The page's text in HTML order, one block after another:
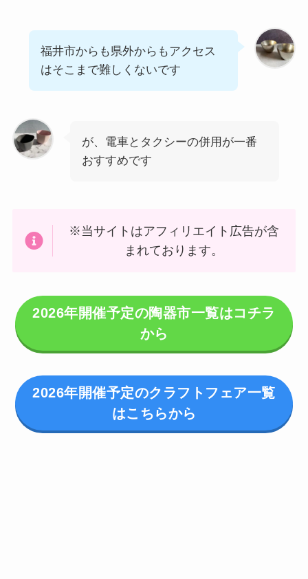
福井市からも県外からもアクセス
はそこまで難しくないです
が、電車とタクシーの併用が一番
おすすめです
※当サイトはアフィリエイト広告が含
まれております。
2026年開催予定の陶器市一覧はコチラ
から
2026年開催予定のクラフトフェア一覧
はこちらから